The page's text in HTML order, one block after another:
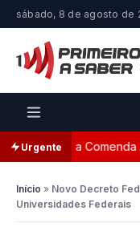
sábado, 8 de agosto de
Urgente
com a Comenda
Início » Novo Decreto
Universidades Federais